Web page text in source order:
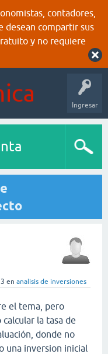
contadores,
desean compartir sus
y no requiere
Ingresar
en analisis de inversiones
el tema, pero
la tasa de
donde no
una inversion inicial